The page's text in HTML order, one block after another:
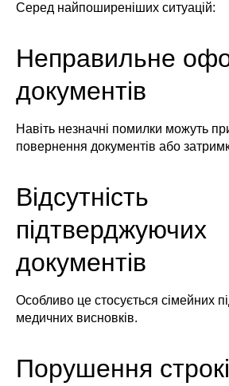
Серед найпоширеніших ситуацій:
Неправильне
документів
Навіть незначні помилки можуть
повернення документів або
Відсутність
підтверджуючих
документів
Особливо це стосується сімейних
медичних висновків.
Порушення